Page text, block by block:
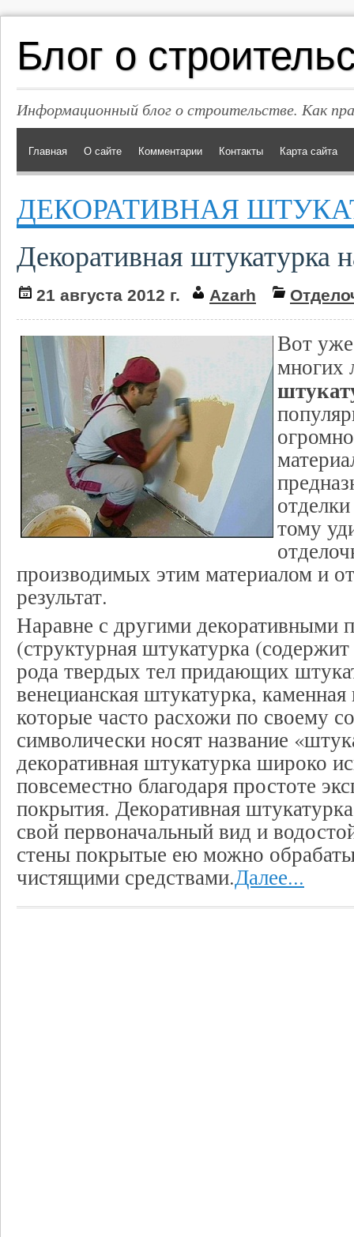
Блог о
Информационный блог о строительстве. Как
Главная О сайте Комментарии Контакты Карта сайта
ДЕКОРАТИВНАЯ
Декоративная штукатурка
21 августа 2012 г. Azarh
Вот
многих
тому
производимых этим материалом и
результат.
Наравне с другими декоративными
(структурная штукатурка
рода твердых тел придающих
венецианская штукатурка,
которые часто расхожи по своему
символически носят название
декоративная штукатурка широко
повсеместно благодаря простоте
покрытия. Декоративная
свой первоначальный вид и
стены покрытые ею можно
чистящими средствами.Далее...